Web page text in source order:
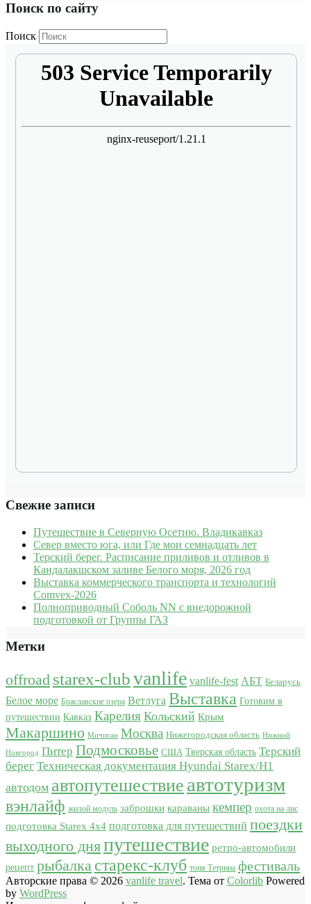
Поиск по сайту
Поиск
Свежие записи
Путешествие в Северную Осетию. Владикавказ
Север вместо юга, или Где мои семнадцать лет
Терский берег. Расписание приливов и отливов в
Кандалакшском заливе Белого моря, 2026 год
Выставка коммерческого транспорта и технологий
Comvex-2026
Полноприводный Соболь NN с внедорожной
подготовкой от Группы ГАЗ
Метки
offroad starex-clubvanlife vanlife-fest АБТ Беларусь
Белое море Браславские озера Ветлуга Выставка Готовим в
путешествии Кавказ Карелия Кольский Крым
Макаршино Мичиган Москва Нижегородская область Нижний
Новгород Питер Подмосковье США Тверская область Терский
берег Техническая документация Hyundai Starex/H1
автодом автопутешествие автотуризм
вэнлайф жилой модуль заброшки караваны кемпер охота на лис
подготовка Starex 4x4 подготовка для путешествий поездки
выходного дняпутешествие ретро-автомобили
рецепт рыбалка старекс-клуб тоня Тетрина фестиваль
Авторские права © 2026 vanlife travel. Тема от Colorlib Powered
by WordPress